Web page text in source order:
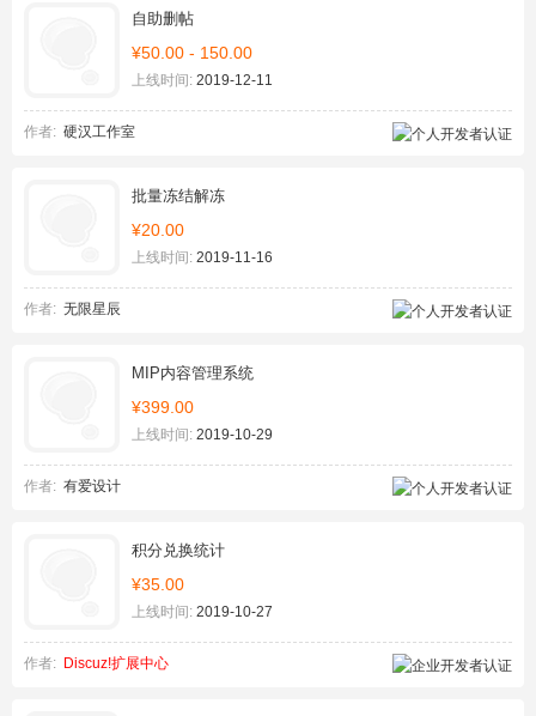
自助删帖
¥50.00 - 150.00
上线时间: 2019-12-11
作者: 硬汉工作室
批量冻结解冻
¥20.00
上线时间: 2019-11-16
作者: 无限星辰
MIP内容管理系统
¥399.00
上线时间: 2019-10-29
作者: 有爱设计
积分兑换统计
¥35.00
上线时间: 2019-10-27
作者: Discuz!扩展中心